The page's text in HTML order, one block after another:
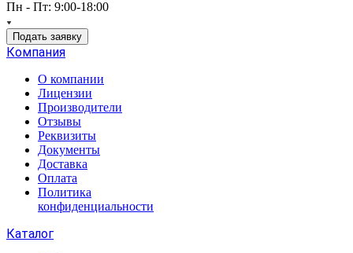
Пн - Пт: 9:00-18:00
Подать заявку
Компания
О компании
Лицензии
Производители
Отзывы
Реквизиты
Документы
Доставка
Оплата
Политика
конфиденциальности
Каталог